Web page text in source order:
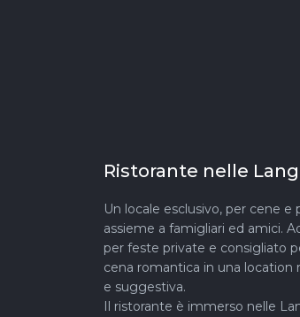
Ristorante nelle
Un locale esclusivo, per cene e
assieme a famigliari ed amici.
per feste private e consigliato
cena romantica in una location
e suggestiva.
Il ristorante è immerso nelle